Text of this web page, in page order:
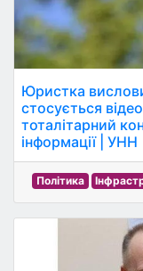
Юристка
стосується
тоталітарний
інформації | УНН
Політика